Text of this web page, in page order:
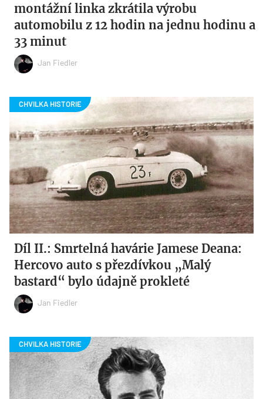
montážní linka zkrátila výrobu
automobilu z 12 hodin na jednu hodinu a
33 minut
Jan Fiedler
Díl II.: Smrtelná havárie Jamese Deana:
Hercovo auto s přezdívkou „Malý
bastard“ bylo údajně prokleté
Jan Fiedler